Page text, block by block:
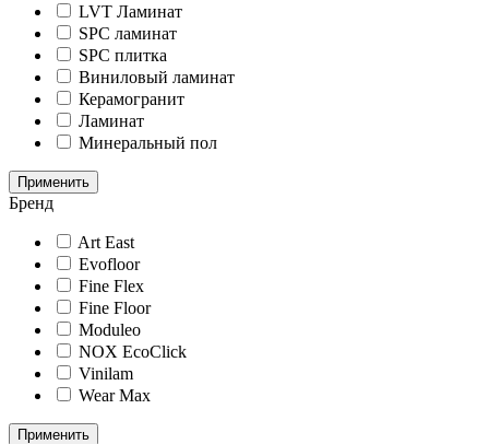
LVT Ламинат
SPC ламинат
SPC плитка
Виниловый ламинат
Керамогранит
Ламинат
Минеральный пол
Применить
Бренд
Art East
Evofloor
Fine Flex
Fine Floor
Moduleo
NOX EcoClick
Vinilam
Wear Max
Применить